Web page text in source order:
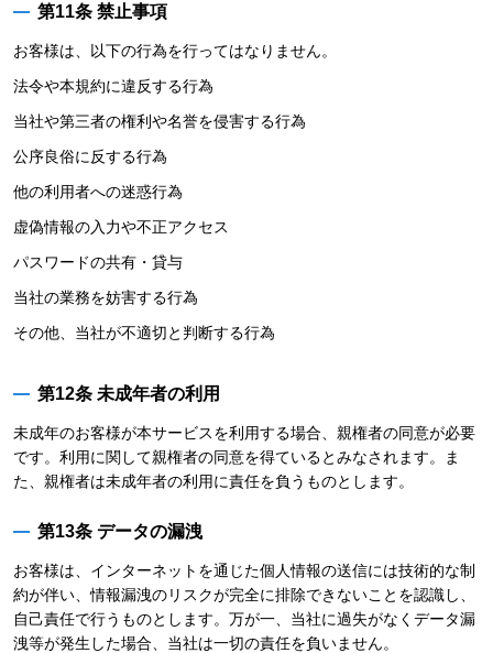
第11条 禁止事項
お客様は、以下の行為を行ってはなりません。
法令や本規約に違反する行為
当社や第三者の権利や名誉を侵害する行為
公序良俗に反する行為
他の利用者への迷惑行為
虚偽情報の入力や不正アクセス
パスワードの共有・貸与
当社の業務を妨害する行為
その他、当社が不適切と判断する行為
第12条 未成年者の利用
未成年のお客様が本サービスを利用する場合、親権者の同意が必要
です。利用に関して親権者の同意を得ているとみなされます。ま
た、親権者は未成年者の利用に責任を負うものとします。
第13条 データの漏洩
お客様は、インターネットを通じた個人情報の送信には技術的な制
約が伴い、情報漏洩のリスクが完全に排除できないことを認識し、
自己責任で行うものとします。万が一、当社に過失がなくデータ漏
洩等が発生した場合、当社は一切の責任を負いません。